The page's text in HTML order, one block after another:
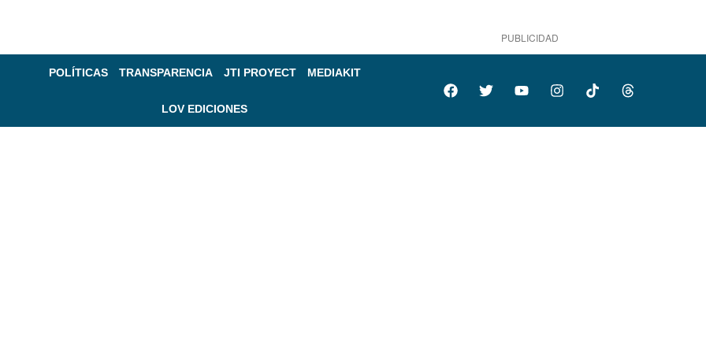
PUBLICIDAD
POLÍTICAS TRANSPARENCIA JTI PROYECT MEDIAKIT
LOV EDICIONES